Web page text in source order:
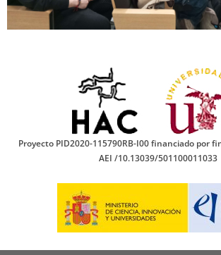
Proyecto PID2020-115790RB-I00 financiado por
AEI /10.13039/501100011033